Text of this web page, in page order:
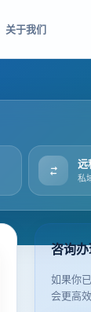
关于我们
远
私
咨询办
如果你
会更高效